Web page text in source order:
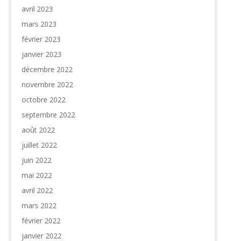
avril 2023
mars 2023
février 2023
janvier 2023
décembre 2022
novembre 2022
octobre 2022
septembre 2022
août 2022
juillet 2022
juin 2022
mai 2022
avril 2022
mars 2022
février 2022
janvier 2022